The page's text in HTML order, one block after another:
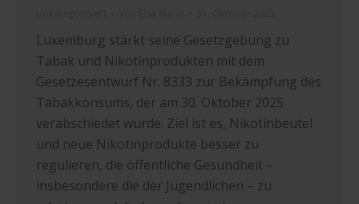
Luxemburg stärkt seine Gesetzgebung zu
Tabak und Nikotinprodukten mit dem
Gesetzesentwurf Nr. 8333 zur Bekämpfung des
Tabakkonsums, der am 30. Oktober 2025
verabschiedet wurde. Ziel ist es, Nikotinbeutel
und neue Nikotinprodukte besser zu
regulieren, die öffentliche Gesundheit –
insbesondere die der Jugendlichen – zu